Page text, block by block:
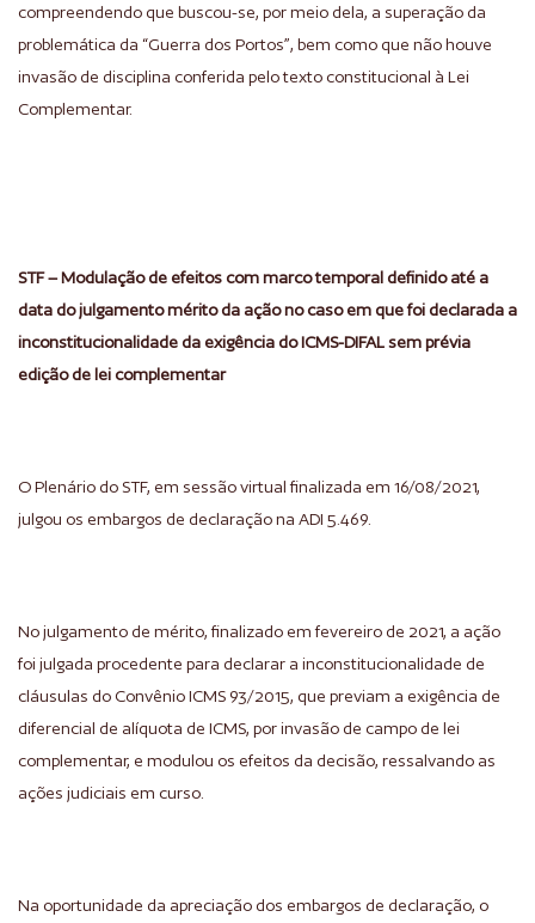
compreendendo que buscou-se, por meio dela, a superação da
problemática da “Guerra dos Portos”, bem como que não houve
invasão de disciplina conferida pelo texto constitucional à Lei
Complementar.
STF – Modulação de efeitos com marco temporal definido até a
data do julgamento mérito da ação no caso em que foi declarada a
inconstitucionalidade da exigência do ICMS-DIFAL sem prévia
edição de lei complementar
O Plenário do STF, em sessão virtual finalizada em 16/08/2021,
julgou os embargos de declaração na ADI 5.469.
No julgamento de mérito, finalizado em fevereiro de 2021, a ação
foi julgada procedente para declarar a inconstitucionalidade de
cláusulas do Convênio ICMS 93/2015, que previam a exigência de
diferencial de alíquota de ICMS, por invasão de campo de lei
complementar, e modulou os efeitos da decisão, ressalvando as
ações judiciais em curso.
Na oportunidade da apreciação dos embargos de declaração, o